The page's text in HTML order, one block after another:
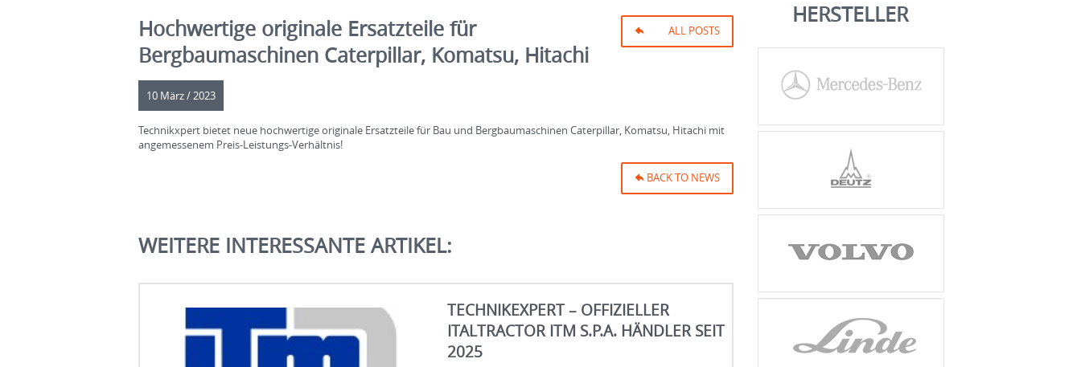
Hochwertige originale Ersatzteile für
Bergbaumaschinen Caterpillar, Komatsu, Hitachi
ALL POSTS
10 März / 2023
Technikxpert bietet neue hochwertige originale Ersatzteile für Bau und Bergbaumaschinen Caterpillar, Komatsu, Hitachi mit
angemessenem Preis-Leistungs-Verhältnis!
BACK TO NEWS
WEITERE INTERESSANTE ARTIKEL:
TECHNIKEXPERT – OFFIZIELLER
ITALTRACTOR ITM S.P.A. HÄNDLER SEIT
2025
HERSTELLER